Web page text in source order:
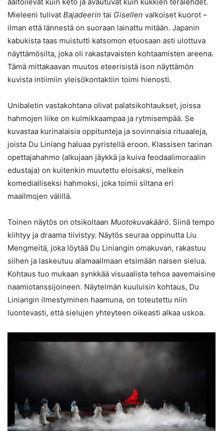
Mieleeni tulivat Bajadeerin tai Gisellen valkoiset kuorot –
ilman että lännestä on suoraan lainattu mitään. Japanin
kabukista taas muistutti katsomon etuosaan asti ulottuva
näyttämösilta, joka oli rakastavaisten kohtaamisten areena.
Tämä mittakaavan muutos eteerisistä ison näyttämön
kuvista intiimiin yleisökontaktiin toimi hienosti.
Unibaletin vastakohtana olivat palatsikohtaukset, joissa
hahmojen liike on kulmikkaampaa ja rytmisempää. Se
kuvastaa kurinalaisia oppitunteja ja sovinnaisia rituaaleja,
joista Du Liniang haluaa pyristellä eroon. Klassisen tarinan
opettajahahmo (alkujaan jäykkä ja kuiva feodaalimoraalin
edustaja) on kuitenkin muutettu eloisaksi, melkein
komedialliseksi hahmoksi, joka toimii siltana eri
maailmojen välillä.
Toinen näytös on otsikoltaan Muotokuvakäärö. Siinä tempo
kiihtyy ja draama tiivistyy. Näytös seuraa oppinutta Liu
Mengmeitä, joka löytää Du Liniangin omakuvan, rakastuu
siihen ja laskeutuu alamaailmaan etsimään naisen sielua.
Kohtaus tuo mukaan synkkää visuaalista tehoa aavemaisine
naamiotanssijoineen. Näytelmän kuuluisin kohtaus, Du
Liniangin ilmestyminen haamuna, on toteutettu niin
luontevasti, että sielujen yhteyteen oikeasti alkaa uskoa.